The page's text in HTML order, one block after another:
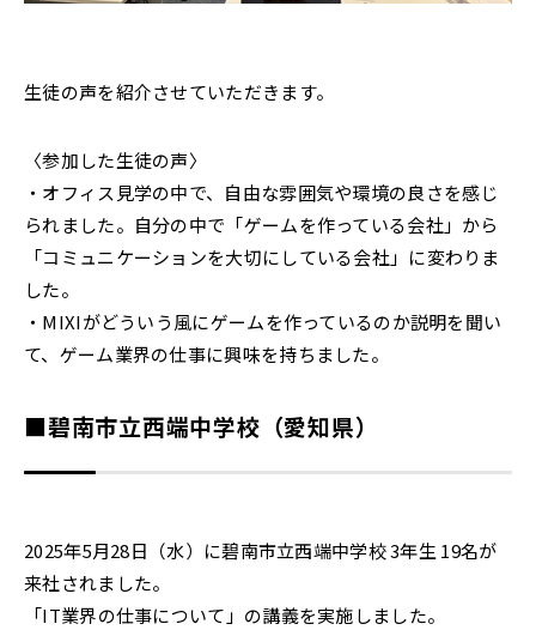
生徒の声を紹介させていただきます。
〈参加した生徒の声〉
・オフィス見学の中で、自由な雰囲気や環境の良さを感じ
られました。自分の中で「ゲームを作っている会社」から
「コミュニケーションを大切にしている会社」に変わりま
した。
・MIXIがどういう風にゲームを作っているのか説明を聞い
て、ゲーム業界の仕事に興味を持ちました。
■碧南市立西端中学校（愛知県）
2025年5月28日（水）に碧南市立西端中学校 3年生 19名が
来社されました。
「IT業界の仕事について」の講義を実施しました。